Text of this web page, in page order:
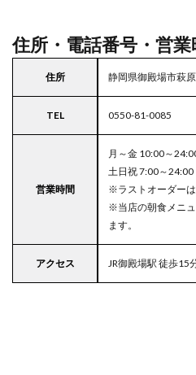
コス
住所・電話番号・営業
住所 静岡県御殿場市萩
TEL 0550-81-0085
営業時間
月～金 10:00～
土日祝 7:00～24:00
※ラストオーダーは
※当店の朝食メニ
ます。
アクセス JR御殿場駅 徒歩15